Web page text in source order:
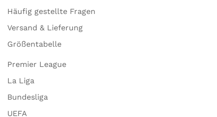
Häufig gestellte Fragen
Versand & Lieferung
Größentabelle
Premier League
La Liga
Bundesliga
UEFA